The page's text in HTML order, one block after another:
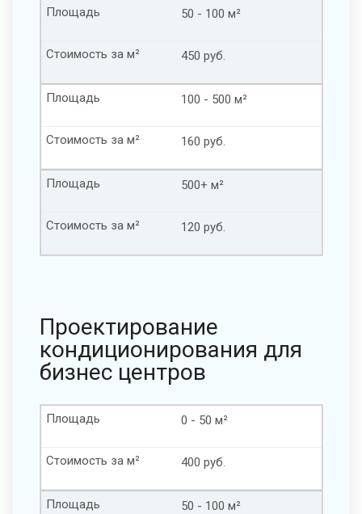
50 - 100 м²
Площадь
450 руб.
Стоимость за м²
100 - 500 м²
Площадь
160 руб.
Стоимость за м²
500+ м²
Площадь
120 руб.
Стоимость за м²
Проектирование
кондиционирования для
бизнес центров
0 - 50 м²
Площадь
400 руб.
Стоимость за м²
50 - 100 м²
Площадь